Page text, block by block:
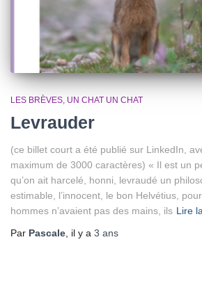
LES BRÈVES UN CHAT UN CHAT
Levrauder
(ce billet court a été publié sur LinkedIn,
maximum de 3000 caractères) « Il est un
qu’on ait harcelé, honni, levraudé un
estimable, l’innocent, le bon Helvétius,
hommes n’avaient pas des mains, ils Lire
Par Pascale , il y a 3 ans